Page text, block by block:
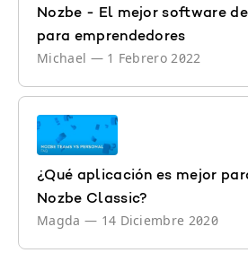
Nozbe - El mejor software
para emprendedores
Michael — 1 Febrero 2022
¿Qué aplicación es mejor
Nozbe Classic?
Magda — 14 Diciembre 2020